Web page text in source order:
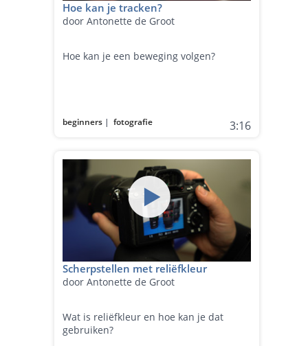
Hoe kan je tracken?
door Antonette de Groot
Hoe kan je een beweging volgen?
beginners |fotografie 3:16
Scherpstellen met reliëfkleur
door Antonette de Groot
Wat is reliëfkleur en hoe kan je dat
gebruiken?